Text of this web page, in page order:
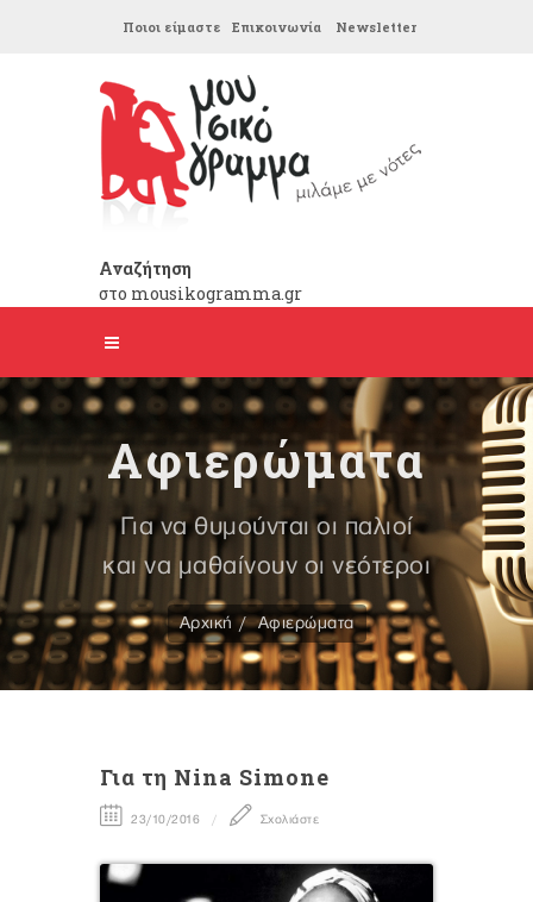
Ποιοι είμαστε Επικοινωνία Newsletter
Αναζήτηση
στο mousikogramma.gr
Αφιερώματα
Για να θυμούνται οι παλιοί
και να μαθαίνουν οι νεότεροι
Αρχική Αφιερώματα
Για τη Νina Simone
23/10/2016 Σχολιάστε